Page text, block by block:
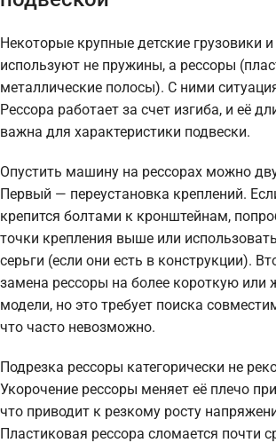
Некоторые крупные детские грузовики
используют не пружины, а рессоры
металлические полосы). С ними
Рессора работает за счет изгиба, и её
важна для характеристики подвески.
Опустить машину на рессорах можно
Первый — переустановка креплений.
крепится болтами к кронштейнам,
точки крепления выше или
серьги (если они есть в конструкции).
замена рессоры на более короткую или
модели, но это требует поиска
что часто невозможно.
Подрезка рессоры категорически не
Укорочение рессоры меняет её плечо
что приводит к резкому росту
Пластиковая рессора сломается почти